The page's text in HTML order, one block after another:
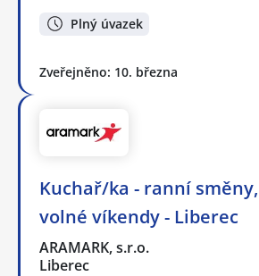
Plný úvazek
Zveřejněno: 10. března
Kuchař/ka - ranní směny,
volné víkendy - Liberec
ARAMARK, s.r.o.
Liberec